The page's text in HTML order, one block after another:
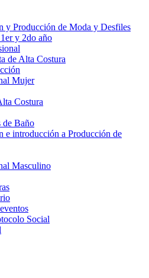
y Producción de Moda y Desfiles
y 2do año
de Alta Costura
Mujer
Costura
de Baño
e introducción a Producción de
Masculino
Social